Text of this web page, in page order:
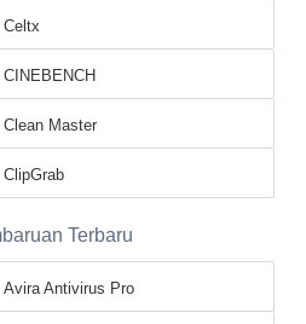
Celtx
CINEBENCH
Clean Master
ClipGrab
Terbaru
Avira Antivirus Pro